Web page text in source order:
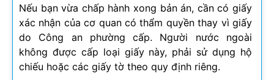
Nếu bạn vừa chấp hành xong bản án, cần có giấy
xác nhận của cơ quan có thẩm quyền thay vì giấy
do Công an phường cấp. Người nước ngoài
không được cấp loại giấy này, phải sử dụng hộ
chiếu hoặc các giấy tờ theo quy định riêng.